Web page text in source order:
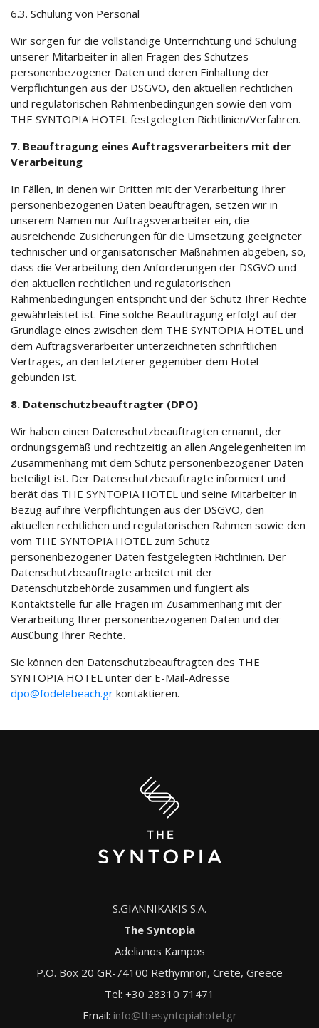
6.3. Schulung von Personal
Wir sorgen für die vollständige Unterrichtung und Schulung
unserer Mitarbeiter in allen Fragen des Schutzes
personenbezogener Daten und deren Einhaltung der
Verpflichtungen aus der DSGVO, den aktuellen rechtlichen
und regulatorischen Rahmenbedingungen sowie den vom
THE SYNTOPIA HOTEL festgelegten Richtlinien/Verfahren.
7. Beauftragung eines Auftragsverarbeiters mit der
Verarbeitung
In Fällen, in denen wir Dritten mit der Verarbeitung Ihrer
personenbezogenen Daten beauftragen, setzen wir in
unserem Namen nur Auftragsverarbeiter ein, die
ausreichende Zusicherungen für die Umsetzung geeigneter
technischer und organisatorischer Maßnahmen abgeben, so,
dass die Verarbeitung den Anforderungen der DSGVO und
den aktuellen rechtlichen und regulatorischen
Rahmenbedingungen entspricht und der Schutz Ihrer Rechte
gewährleistet ist. Eine solche Beauftragung erfolgt auf der
Grundlage eines zwischen dem THE SYNTOPIA HOTEL und
dem Auftragsverarbeiter unterzeichneten schriftlichen
Vertrages, an den letzterer gegenüber dem Hotel
gebunden ist.
8. Datenschutzbeauftragter (DPO)
Wir haben einen Datenschutzbeauftragten ernannt, der
ordnungsgemäß und rechtzeitig an allen Angelegenheiten im
Zusammenhang mit dem Schutz personenbezogener Daten
beteiligt ist. Der Datenschutzbeauftragte informiert und
berät das THE SYNTOPIA HOTEL und seine Mitarbeiter in
Bezug auf ihre Verpflichtungen aus der DSGVO, den
aktuellen rechtlichen und regulatorischen Rahmen sowie den
vom THE SYNTOPIA HOTEL zum Schutz
personenbezogener Daten festgelegten Richtlinien. Der
Datenschutzbeauftragte arbeitet mit der
Datenschutzbehörde zusammen und fungiert als
Kontaktstelle für alle Fragen im Zusammenhang mit der
Verarbeitung Ihrer personenbezogenen Daten und der
Ausübung Ihrer Rechte.
Sie können den Datenschutzbeauftragten des THE
SYNTOPIA HOTEL unter der E-Mail-Adresse
dpo@fodelebeach.gr kontaktieren.
S.GIANNIKAKIS S.A.
The Syntopia
Adelianos Kampos
P.O. Box 20 GR-74100 Rethymnon, Crete, Greece
Tel: +30 28310 71471
Email: info@thesyntopiahotel.gr